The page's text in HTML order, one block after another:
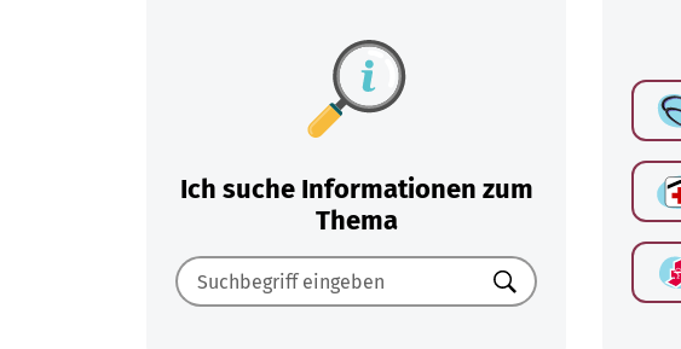
Ich suche Informationen zum
Thema
Suchen